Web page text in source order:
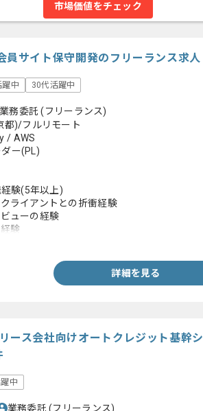
市場価値をチェック
員サイト保守開発のフリーランス求
躍中 30代活躍中
業務委託(フリーランス)
都)/フルリモート
/ AWS
ー(PL)
経験(5年以上)
ライアントとの折衝経験
ューの経験
験
詳細を見る
ース会社向けオートクレジット基幹
中
業務委託(フリーランス)